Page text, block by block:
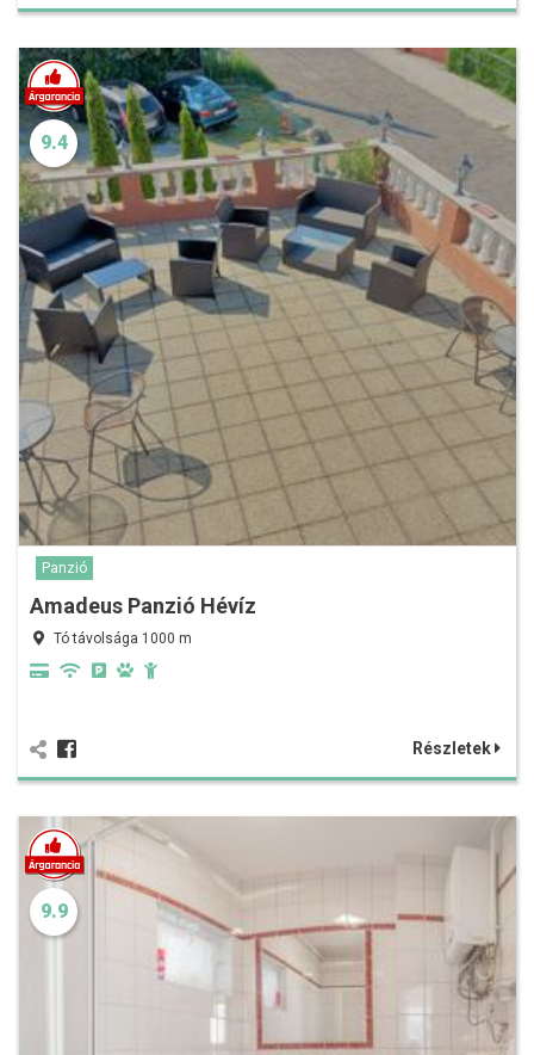
9.4
Panzió
Amadeus Panzió Hévíz
Tó távolsága 1000 m
Részletek
9.9